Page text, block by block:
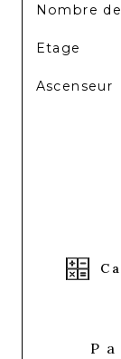
Nombre
Etage
Ascenseur